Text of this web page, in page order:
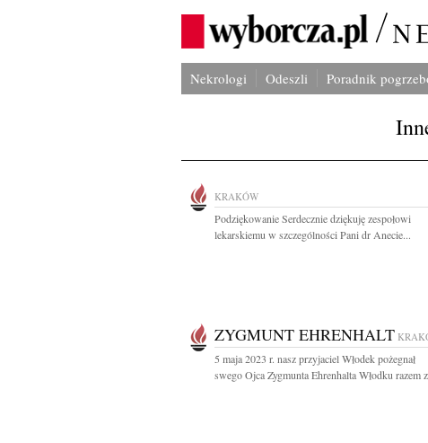
Nekrologi Odeszli Poradnik
KRAKÓW
Podziękowanie Serdecznie dziękuję zespołowi
lekarskiemu w szczególności Pani dr Anecie...
ZYGMUNT EHRENHALT
5 maja 2023 r. nasz przyjaciel Włodek pożegnał
swego Ojca Zygmunta Ehrenhalta Włodku razem